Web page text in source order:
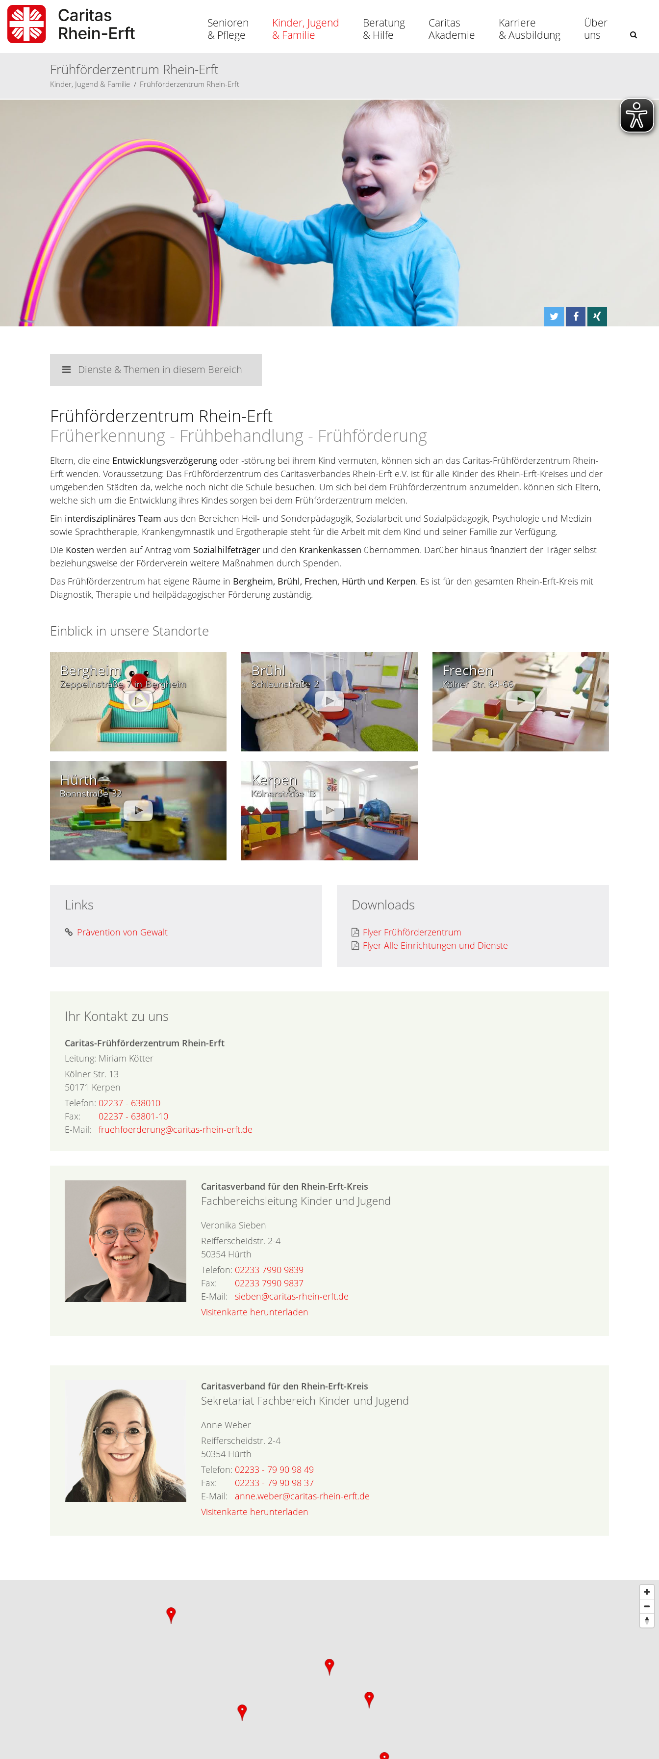
Senioren
& Pflege
Kinder, Jugend
& Familie
Beratung
& Hilfe
Caritas
Akademie
Karriere
& Ausbildung
Über
uns
Frühförderzentrum Rhein-Erft
Kinder, Jugend & Familie Frühförderzentrum Rhein-Erft
Dienste & Themen in diesem Bereich
Frühförderzentrum Rhein-Erft
Früherkennung - Frühbehandlung - Frühförderung
Eltern, die eine Entwicklungsverzögerung oder -störung bei ihrem Kind vermuten, können sich an das Caritas-Frühförderzentrum Rhein-
Erft wenden. Voraussetzung: Das Frühförderzentrum des Caritasverbandes Rhein-Erft e.V. ist für alle Kinder des Rhein-Erft-Kreises und der
umgebenden Städten da, welche noch nicht die Schule besuchen. Um sich bei dem Frühförderzentrum anzumelden, können sich Eltern,
welche sich um die Entwicklung ihres Kindes sorgen bei dem Frühförderzentrum melden.
Ein interdisziplinäres Team aus den Bereichen Heil- und Sonderpädagogik, Sozialarbeit und Sozialpädagogik, Psychologie und Medizin
sowie Sprachtherapie, Krankengymnastik und Ergotherapie steht für die Arbeit mit dem Kind und seiner Familie zur Verfügung.
Die Kosten werden auf Antrag vom Sozialhilfeträger und den Krankenkassen übernommen. Darüber hinaus finanziert der Träger selbst
beziehungsweise der Förderverein weitere Maßnahmen durch Spenden.
Das Frühförderzentrum hat eigene Räume in Bergheim, Brühl, Frechen, Hürth und Kerpen. Es ist für den gesamten Rhein-Erft-Kreis mit
Diagnostik, Therapie und heilpädagogischer Förderung zuständig.
Einblick in unsere Standorte
Bergheim
Zeppelinstraße 7 in Bergheim
Brühl
Schlaunstraße 2
Frechen
Kölner Str. 64-66
Hürth
Bonnstraße 32
Kerpen
Kölnerstraße 13
Links
Prävention von Gewalt
Downloads
Flyer Frühförderzentrum
Flyer Alle Einrichtungen und Dienste
Ihr Kontakt zu uns
Caritas-Frühförderzentrum Rhein-Erft
Leitung: Miriam Kötter
Kölner Str. 13
50171 Kerpen
Telefon: 02237 - 638010
Fax:
02237 - 63801-10
E-Mail:
fruehfoerderung@caritas-rhein-erft.de
Caritasverband für den Rhein-Erft-Kreis
Fachbereichsleitung Kinder und Jugend
Veronika Sieben
Reifferscheidstr. 2-4
50354 Hürth
Telefon: 02233 7990 9839
Fax:
02233 7990 9837
E-Mail:
sieben@caritas-rhein-erft.de
Visitenkarte herunterladen
Caritasverband für den Rhein-Erft-Kreis
Sekretariat Fachbereich Kinder und Jugend
Anne Weber
Reifferscheidstr. 2-4
50354 Hürth
Telefon: 02233 - 79 90 98 49
Fax:
02233 - 79 90 98 37
E-Mail:
anne.weber@caritas-rhein-erft.de
Visitenkarte herunterladen